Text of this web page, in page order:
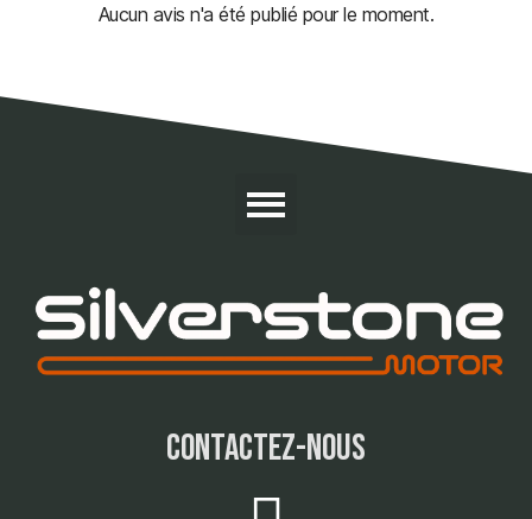
Aucun avis n'a été publié pour le moment.
contactez-nous